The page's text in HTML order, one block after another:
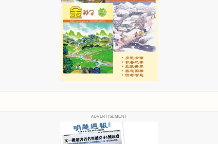
ADVERTISEMENT